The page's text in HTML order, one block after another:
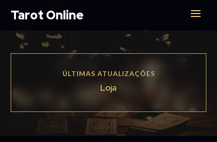
Tarot Online
ÚLTIMAS ATUALIZAÇÕES
Loja